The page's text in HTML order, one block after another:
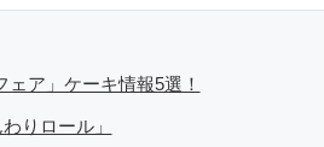
ア」ケーキ情報5選！
りロール」